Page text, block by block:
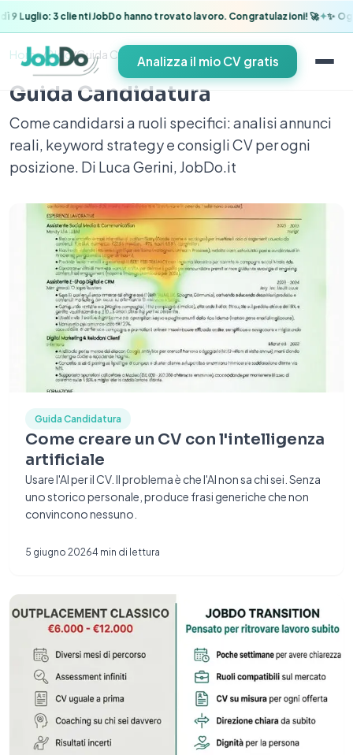
Luglio: 3 clienti JobDo hanno trovato lavoro. Congratulazioni! ✦ Oggi
Analizza il mio CV gratis
Home/ Blog/Guida Candidatura
Guida Candidatura
Come candidarsi a ruoli specifici: analisi annunci
reali, keyword strategy e consigli CV per ogni
posizione. Di Luca Gerini, JobDo.it
Guida Candidatura
Come creare un CV con l'intelligenza
artificiale
Usare l'AI per il CV. Il problema è che l'AI non sa chi sei. Senza
uno storico personale, produce frasi generiche che non
convincono nessuno.
5 giugno 20264 min di lettura